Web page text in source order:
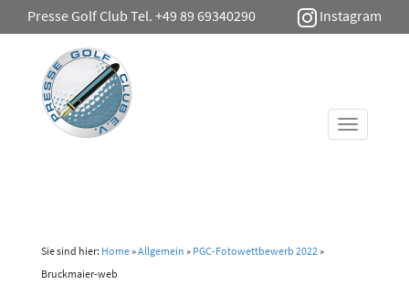
Presse Golf Club Tel. +49 89 69340290 Instagram
Toggle
Sie sind hier: Home»Allgemein » PGC-Fotowettbewerb 2022»
Bruckmaier-web